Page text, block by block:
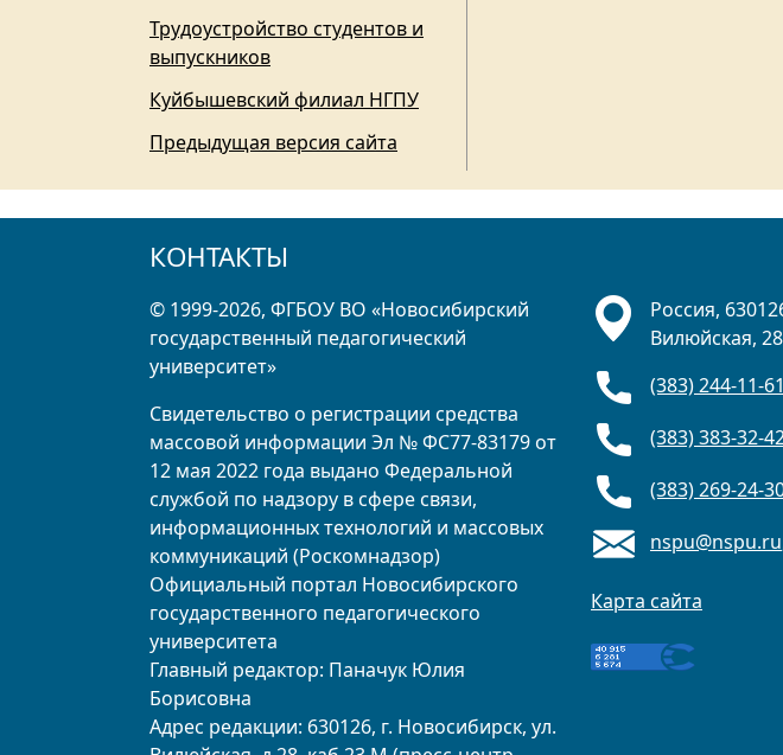
Трудоустройство студентов и
выпускников
Куйбышевский филиал НГПУ
Предыдущая версия сайта
КОНТАКТЫ
© 1999-2026, ФГБОУ ВО «Новосибирский
государственный педагогический
университет»
Свидетельство о регистрации средства
массовой информации Эл № ФС77-83179 от
12 мая 2022 года выдано Федеральной
службой по надзору в сфере связи,
информационных технологий и массовых
коммуникаций (Роскомнадзор)
Официальный портал Новосибирского
государственного педагогического
университета
Главный редактор: Паначук Юлия
Борисовна
Адрес редакции: 630126, г. Новосибирск, ул.
Россия,
Вилюйская, 28
(383) 244-11-
(383) 383-32-
(383) 269-24-
nspu@nspu.ru
Карта сайта